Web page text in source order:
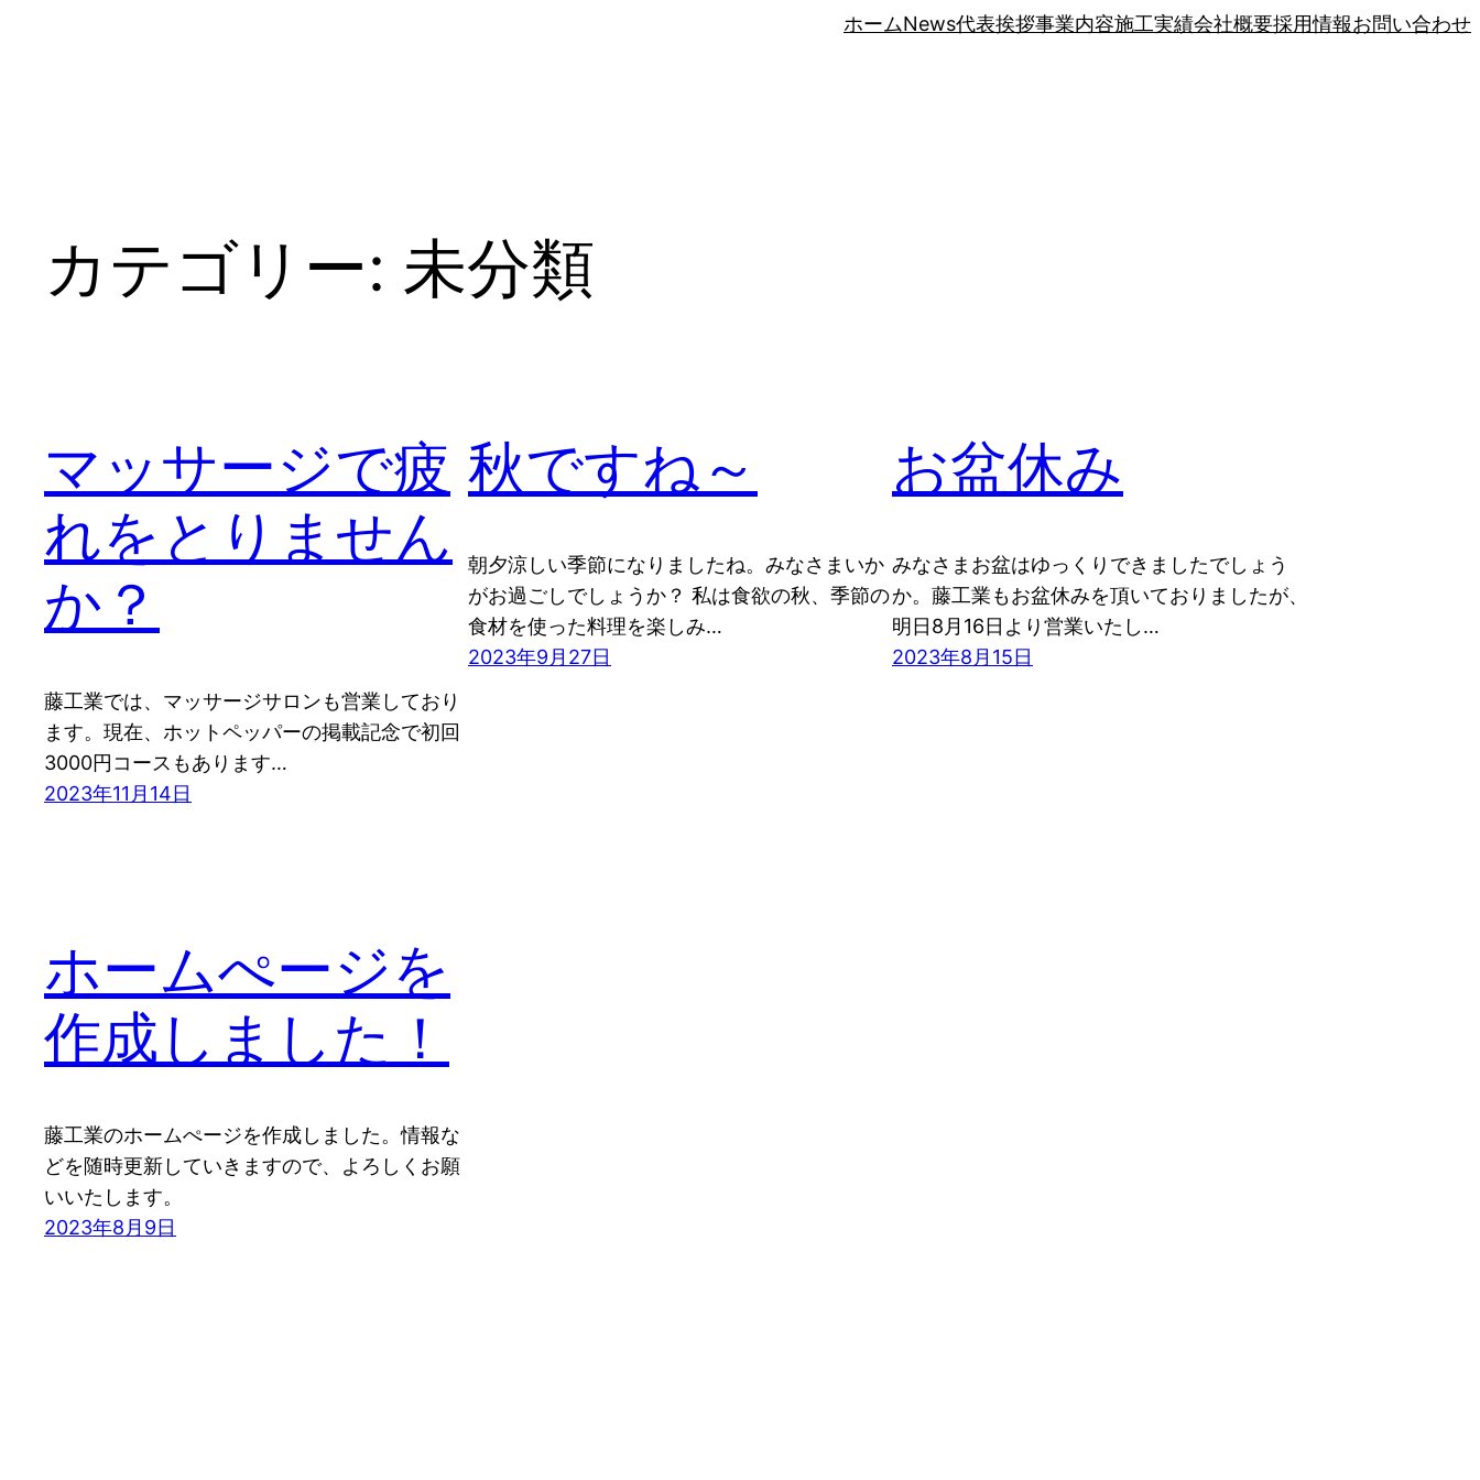
ホームNews代表挨拶事業内容施工実績会社概要採用情報お問い合わせ
カテゴリー: 未分類
マッサージで疲
れをとりません
か？
藤工業では、マッサージサロンも営業しており
ます。現在、ホットペッパーの掲載記念で初回
3000円コースもあります…
2023年11月14日
秋ですね～
朝夕涼しい季節になりましたね。みなさまいか
がお過ごしでしょうか？ 私は食欲の秋、季節の
食材を使った料理を楽しみ…
2023年9月27日
お盆休み
みなさまお盆はゆっくりできましたでしょう
か。藤工業もお盆休みを頂いておりましたが、
明日8月16日より営業いたし…
2023年8月15日
ホームぺージを
作成しました！
藤工業のホームぺージを作成しました。情報な
どを随時更新していきますので、よろしくお願
いいたします。
2023年8月9日